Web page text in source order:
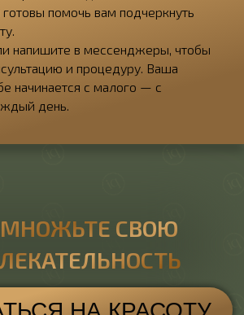
готовы помочь вам подчеркнуть
напишите в мессенджеры, чтобы
и процедуру. Ваша
начинается с малого — с
день.